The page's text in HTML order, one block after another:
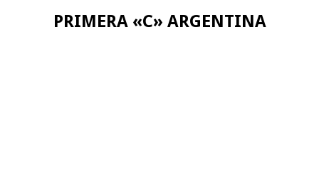
PRIMERA «C» ARGENTINA